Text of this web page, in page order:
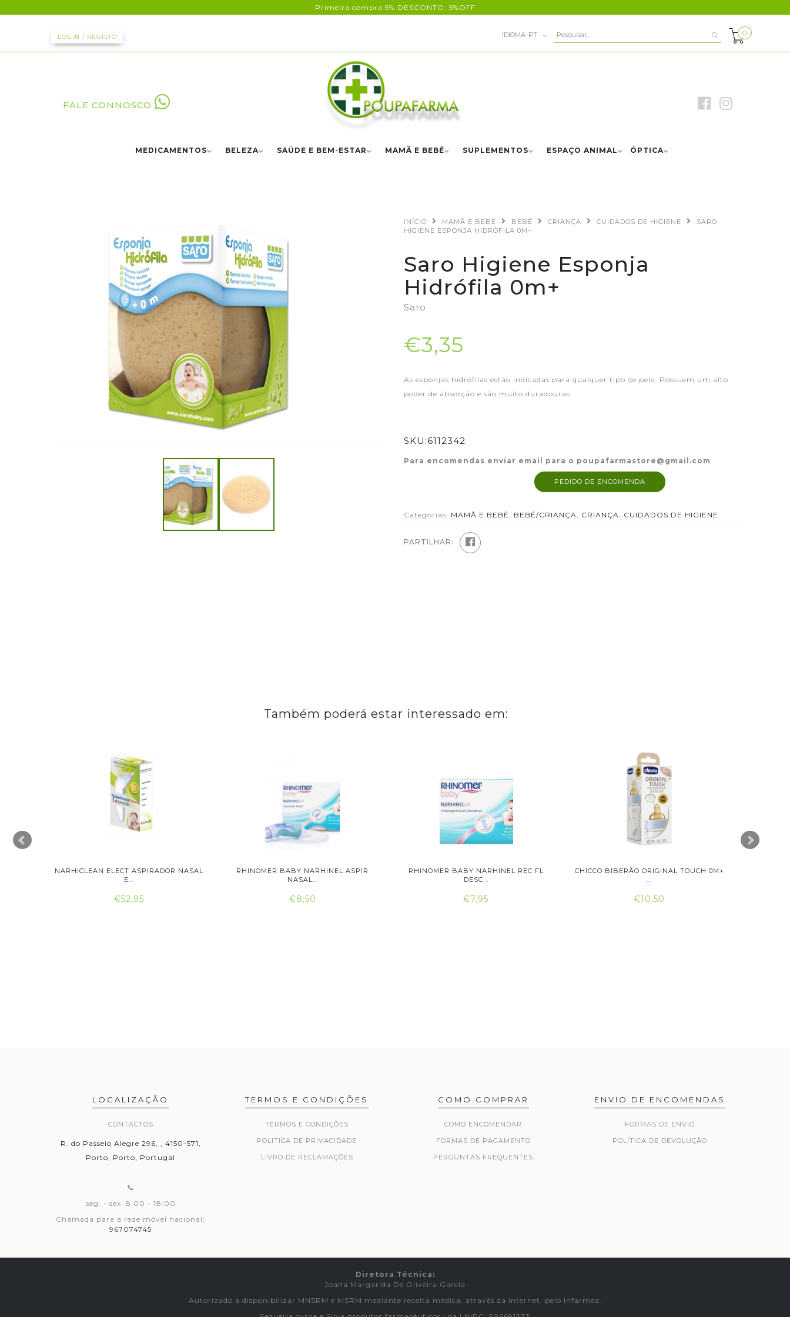
Primeira compra 5% DESCONTO: 5%OFF
LOGIN / REGISTO IDIOMA: PT
FALE CONNOSCO
0
MEDICAMENTOS BELEZA SAÚDE E BEM-ESTAR MAMÃ E BEBÉ SUPLEMENTOS ESPAÇO ANIMAL ÓPTICA
INÍCIO MAMÃ E BEBÉ BEBÉ CRIANÇA CUIDADOS DE HIGIENE
SARO
HIGIENE ESPONJA HIDRÓFILA 0M+
Saro Higiene Esponja
Hidrófila 0m+
Saro
€3,35
As esponjas hidrófilas estão indicadas para qualquer tipo de pele. Possuem um alto
poder de absorção e são muito duradouras.
SKU:6112342
Para encomendas enviar email para o poupafarmastore@gmail.com
PEDIDO DE ENCOMENDA
Categorias: MAMÃ E BEBÉ , BEBÉ/CRIANÇA, CRIANÇA, CUIDADOS DE HIGIENE
PARTILHAR:
Também poderá estar interessado em:
NARHICLEAN ELECT ASPIRADOR NASAL
E...
€52,95
RHINOMER BABY NARHINEL ASPIR
NASAL...
€8,50
RHINOMER BABY NARHINEL REC FL
DESC...
€7,95
CHICCO BIBERÃO ORIGINAL TOUCH 0M+
€10,50
LOCALIZAÇÃO
CONTACTOS
R. do Passeio Alegre 296, , 4150-571,
Porto, Porto, Portugal
📞
seg. - sex. 8:00 - 18:00
Chamada para a rede móvel nacional:
967074745
TERMOS E CONDIÇÕES
TERMOS E CONDIÇÕES
POLITICA DE PRIVACIDADE
LIVRO DE RECLAMAÇÕES
COMO COMPRAR
COMO ENCOMENDAR
FORMAS DE PAGAMENTO
PERGUNTAS FREQUENTES
ENVIO DE ENCOMENDAS
FORMAS DE ENVIO
POLÍTICA DE DEVOLUÇÃO
Diretora Técnica:
Joana Margarida De Oliveira Garcia
Autorizado a disponibilizar MNSRM e MSRM mediante receita médica, através da Internet, pelo Infarmed.